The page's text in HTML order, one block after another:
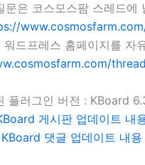
문은 코스모스팜 스레드에
드프레스 홈페이지를 자
플러그인 버전 : KBoard
게시판 업데이트 내
KBoard 댓글 업데이트 내용